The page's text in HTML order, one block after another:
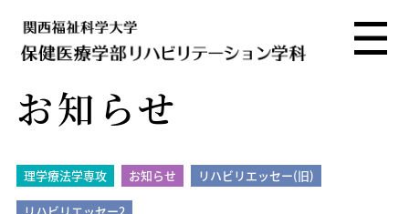
お知らせ
理学療法学専攻 お知らせ リハビリエッセー(旧)